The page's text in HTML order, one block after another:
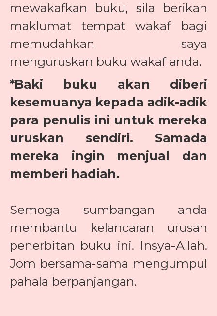
mewakafkan buku, sila berikan
maklumat tempat wakaf bagi
memudahkan saya
menguruskan buku wakaf anda.
*Baki buku akan diberi
kesemuanya kepada adik-adik
para penulis ini untuk mereka
uruskan sendiri. Samada
mereka ingin menjual dan
memberi hadiah.
Semoga sumbangan anda
membantu kelancaran urusan
penerbitan buku ini. Insya-Allah.
Jom bersama-sama mengumpul
pahala berpanjangan.